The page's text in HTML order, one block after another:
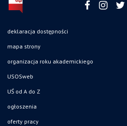
deklaracja dostępności
mapa strony
organizacja roku akademickiego
USOSweb
UŚ od A do Z
ogłoszenia
oferty pracy